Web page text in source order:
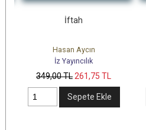
İftah
Hasan Aycın
İz Yayıncılık
349,00TL 261,75 TL
Sepete Ekle